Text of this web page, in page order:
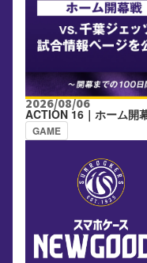
2026/08/06
ACTION 16｜ホーム開
GAME